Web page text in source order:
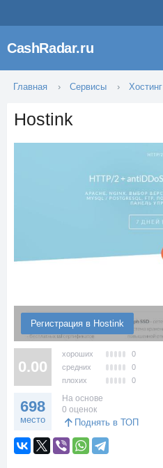
CashRadar.ru
Главная Сервисы Хостинг
Hostink
Регистрация в Hostink
0.00
хороших
0
средних
0
плохих
0
698
место
На основе
0 оценок
Поднять в ТОП